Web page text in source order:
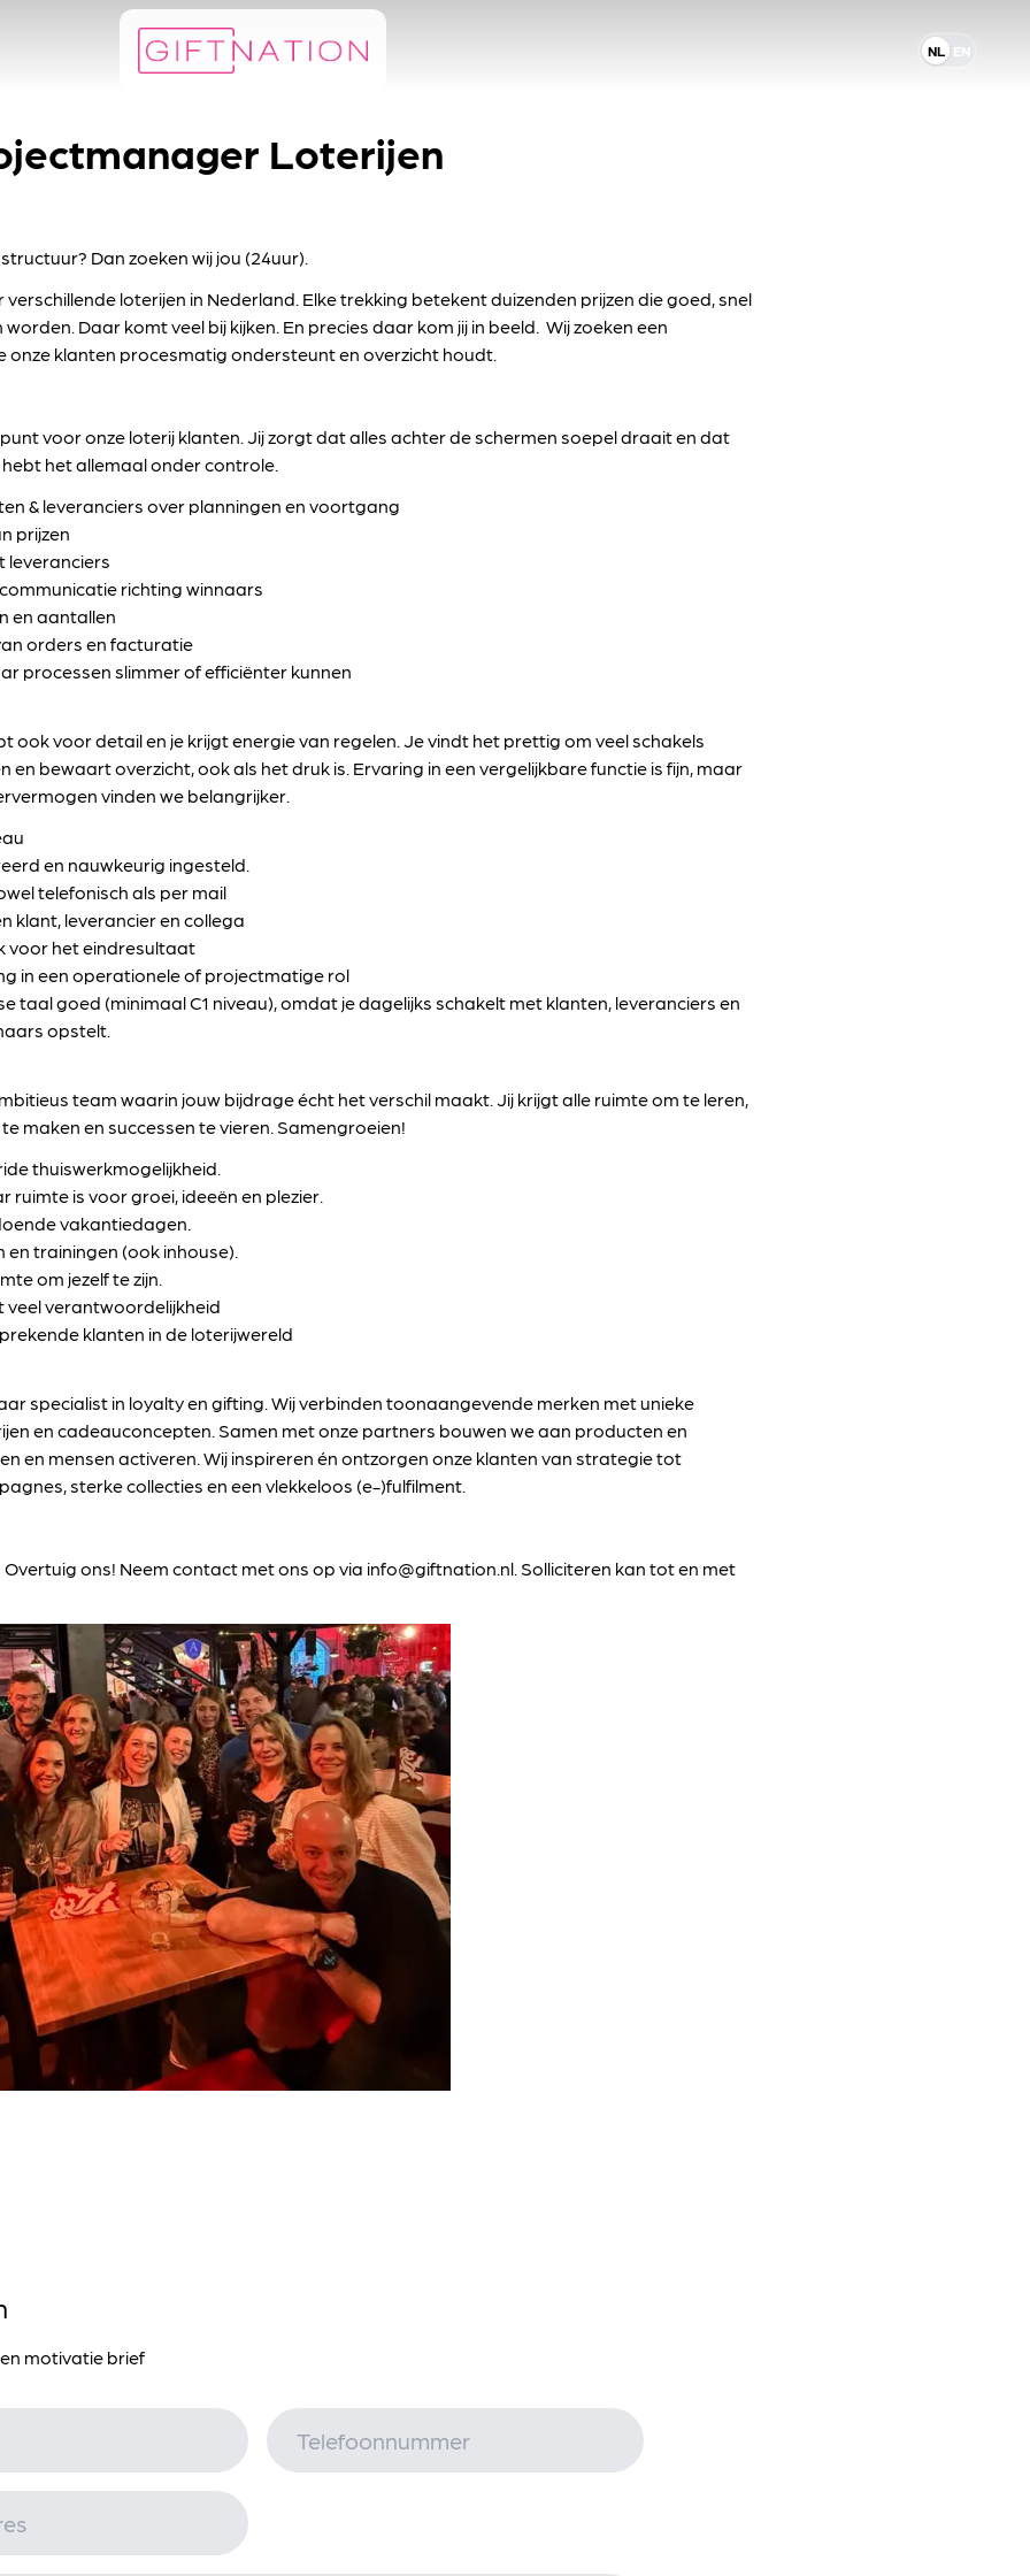
Taal
NL
NL EN
Loterijen
Dan zoeken wij jou (24uur).
loterijen in Nederland. Elke trekking betekent duizenden prijzen die goed, snel
Daar komt veel bij kijken. En precies daar kom jij in beeld. Wij zoeken een
klanten procesmatig ondersteunt en overzicht houdt.
voor onze loterij klanten. Jij zorgt dat alles achter de schermen soepel draait en dat
het allemaal onder controle.
& leveranciers over planningen en voortgang
prijzen
leveranciers
richting winnaars
en aantallen
orders en facturatie
processen slimmer of efficiënter kunnen
ook voor detail en je krijgt energie van regelen. Je vindt het prettig om veel schakels
en bewaart overzicht, ook als het druk is. Ervaring in een vergelijkbare functie is fijn, maar
vinden we belangrijker.
en nauwkeurig ingesteld.
telefonisch als per mail
klant, leverancier en collega
voor het eindresultaat
in een operationele of projectmatige rol
taal goed (minimaal C1 niveau), omdat je dagelijks schakelt met klanten, leveranciers en
opstelt.
team waarin jouw bijdrage écht het verschil maakt. Jij krijgt alle ruimte om te leren,
maken en successen te vieren. Samengroeien!
thuiswerkmogelijkheid.
ruimte is voor groei, ideeën en plezier.
vakantiedagen.
trainingen (ook inhouse).
om jezelf te zijn.
veel verantwoordelijkheid
klanten in de loterijwereld
specialist in loyalty en gifting. Wij verbinden toonaangevende merken met unieke
en cadeauconcepten. Samen met onze partners bouwen we aan producten en
en mensen activeren. Wij inspireren én ontzorgen onze klanten van strategie tot
sterke collecties en een vlekkeloos (e-)fulfilment.
Overtuig ons! Neem contact met ons op via info@giftnation.nl. Solliciteren kan tot en met
motivatie brief